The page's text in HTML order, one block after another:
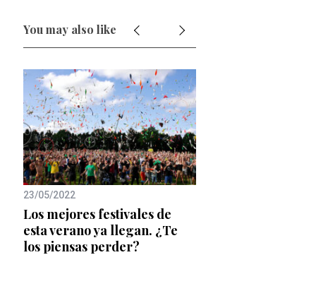
You may also like
23/05/2022
Los mejores festivales de
esta verano ya llegan. ¿Te
los piensas perder?
18/10/2021